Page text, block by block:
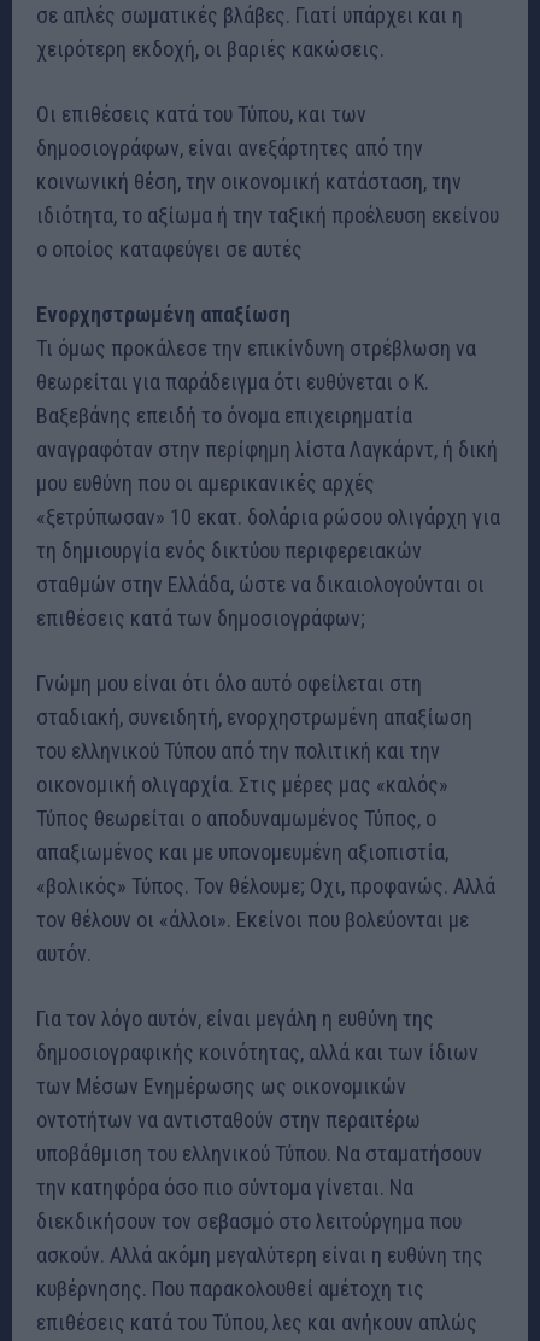
σε απλές σωματικές βλάβες. Γιατί υπάρχει και η
χειρότερη εκδοχή, οι βαριές κακώσεις.
Οι επιθέσεις κατά του Τύπου, και των
δημοσιογράφων, είναι ανεξάρτητες από την
κοινωνική θέση, την οικονομική κατάσταση, την
ιδιότητα, το αξίωμα ή την ταξική προέλευση εκείνου
ο οποίος καταφεύγει σε αυτές
Ενορχηστρωμένη απαξίωση
Τι όμως προκάλεσε την επικίνδυνη στρέβλωση να
θεωρείται για παράδειγμα ότι ευθύνεται ο Κ.
Βαξεβάνης επειδή το όνομα επιχειρηματία
αναγραφόταν στην περίφημη λίστα Λαγκάρντ, ή δική
μου ευθύνη που οι αμερικανικές αρχές
«ξετρύπωσαν» 10 εκατ. δολάρια ρώσου ολιγάρχη για
τη δημιουργία ενός δικτύου περιφερειακών
σταθμών στην Ελλάδα, ώστε να δικαιολογούνται οι
επιθέσεις κατά των δημοσιογράφων;
Γνώμη μου είναι ότι όλο αυτό οφείλεται στη
σταδιακή, συνειδητή, ενορχηστρωμένη απαξίωση
του ελληνικού Τύπου από την πολιτική και την
οικονομική ολιγαρχία. Στις μέρες μας «καλός»
Τύπος θεωρείται ο αποδυναμωμένος Τύπος, ο
απαξιωμένος και με υπονομευμένη αξιοπιστία,
«βολικός» Τύπος. Τον θέλουμε; Οχι, προφανώς. Αλλά
τον θέλουν οι «άλλοι». Εκείνοι που βολεύονται με
αυτόν.
Για τον λόγο αυτόν, είναι μεγάλη η ευθύνη της
δημοσιογραφικής κοινότητας, αλλά και των ίδιων
των Μέσων Ενημέρωσης ως οικονομικών
οντοτήτων να αντισταθούν στην περαιτέρω
υποβάθμιση του ελληνικού Τύπου. Να σταματήσουν
την κατηφόρα όσο πιο σύντομα γίνεται. Να
διεκδικήσουν τον σεβασμό στο λειτούργημα που
ασκούν. Αλλά ακόμη μεγαλύτερη είναι η ευθύνη της
κυβέρνησης. Που παρακολουθεί αμέτοχη τις
επιθέσεις κατά του Τύπου, λες και ανήκουν απλώς